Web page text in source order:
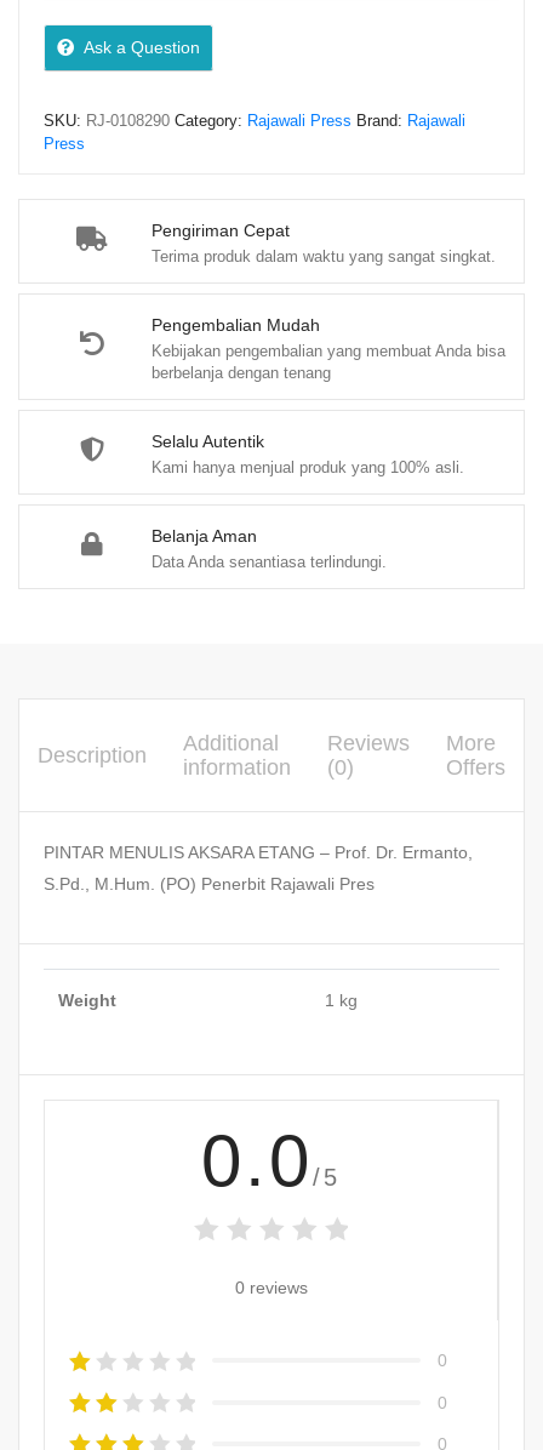
Pengiriman Cepat
Terima produk dalam waktu yang sangat singkat.
Pengembalian Mudah
Kebijakan pengembalian yang membuat Anda bisa
berbelanja dengan tenang
Selalu Autentik
Kami hanya menjual produk yang 100% asli.
Belanja Aman
Data Anda senantiasa terlindungi.
Prof.
Ermanto,
M.Hum.
(PO)
Ask a Question
SKU: RJ-0108290 Category: Rajawali Press Brand: Rajawali
Press
Description
Additional
information
Reviews
(0)
More
Offers
PINTAR MENULIS AKSARA ETANG – Prof. Dr. Ermanto,
S.Pd., M.Hum. (PO) Penerbit Rajawali Pres
Weight 1 kg
0.0 /5
0 reviews
0
0
0